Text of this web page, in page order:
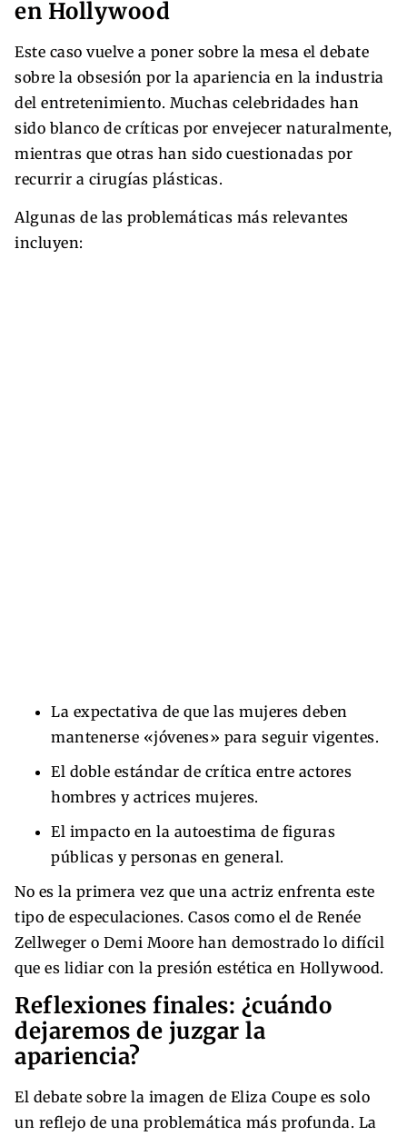
en Hollywood
Este caso vuelve a poner sobre la mesa el debate
sobre la obsesión por la apariencia en la industria
del entretenimiento. Muchas celebridades han
sido blanco de críticas por envejecer naturalmente,
mientras que otras han sido cuestionadas por
recurrir a cirugías plásticas.
Algunas de las problemáticas más relevantes
incluyen:
La expectativa de que las mujeres deben
mantenerse «jóvenes» para seguir vigentes.
El doble estándar de crítica entre actores
hombres y actrices mujeres.
El impacto en la autoestima de figuras
públicas y personas en general.
No es la primera vez que una actriz enfrenta este
tipo de especulaciones. Casos como el de Renée
Zellweger o Demi Moore han demostrado lo difícil
que es lidiar con la presión estética en Hollywood.
Reflexiones finales: ¿cuándo
dejaremos de juzgar la
apariencia?
El debate sobre la imagen de Eliza Coupe es solo
un reflejo de una problemática más profunda. La